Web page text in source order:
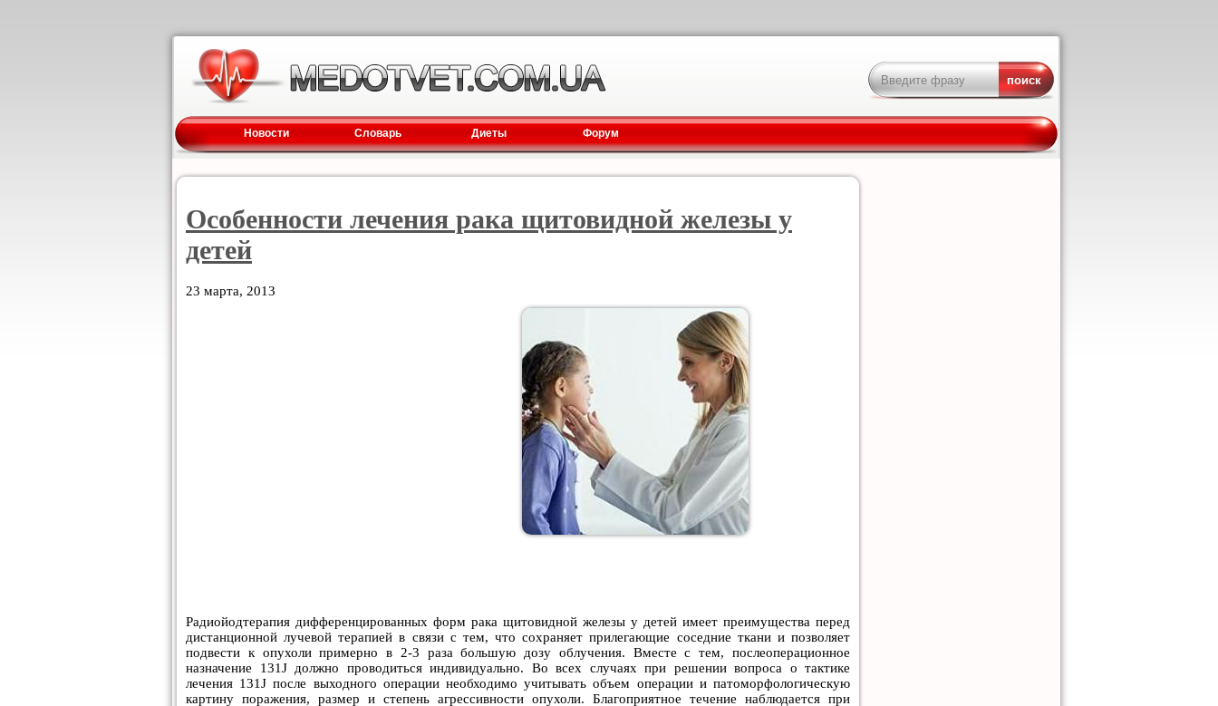
Новости Словарь Диеты Форум
Особенности лечения рака щитовидной железы у
детей
23 марта, 2013
Радиойодтерапия дифференцированных форм рака щитовидной железы у детей имеет преимущества перед
дистанционной лучевой терапией в связи с тем, что сохраняет прилегающие соседние ткани и позволяет
подвести к опухоли примерно в 2-3 раза большую дозу облучения. Вместе с тем, послеоперационное
назначение 131J должно проводиться индивидуально. Во всех случаях при решении вопроса о тактике
лечения 131J после выходного операции необходимо учитывать объем операции и патоморфологическую
картину поражения, размер и степень агрессивности опухоли. Благоприятное течение наблюдается при